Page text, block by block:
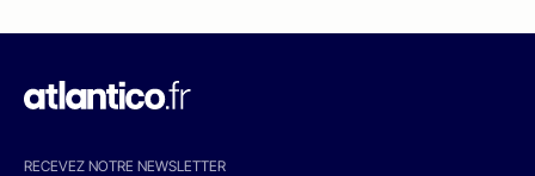
RECEVEZ NOTRE NEWSLETTER